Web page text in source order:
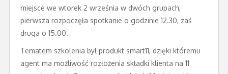
miejsce we wtorek 2 września w dwóch grupach,
pierwsza rozpoczęła spotkanie o godzinie 12.30, zaś
druga o 15.00.
Tematem szkolenia był produkt smart11, dzięki któremu
agent ma możliwość rozłożenia składki klienta na 11